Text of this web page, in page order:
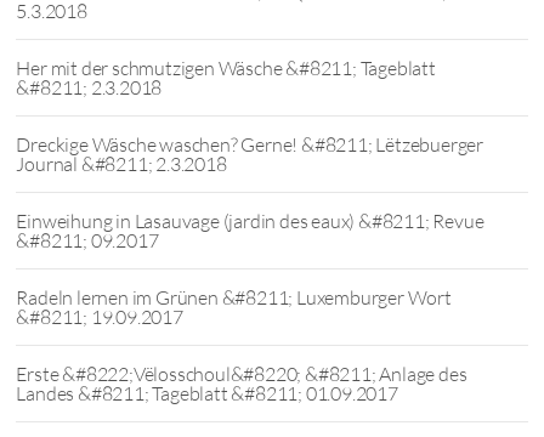
5.3.2018
Her mit der schmutzigen Wäsche &#8211; Tageblatt
&#8211; 2.3.2018
Dreckige Wäsche waschen? Gerne! &#8211; Lëtzebuerger
Journal &#8211; 2.3.2018
Einweihung in Lasauvage (jardin des eaux) &#8211; Revue
&#8211; 09.2017
Radeln lernen im Grünen &#8211; Luxemburger Wort
&#8211; 19.09.2017
Erste &#8222;Vëlosschoul&#8220; &#8211; Anlage des
Landes &#8211; Tageblatt &#8211; 01.09.2017